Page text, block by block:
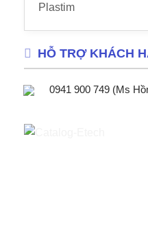
Plastim
HỖ TRỢ KHÁCH
0941 900 749 (Ms